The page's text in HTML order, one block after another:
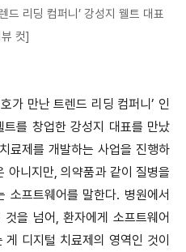
드 리딩 컴퍼니’ 강성지 웰트 대표
컷]
가 만난 트렌드 리딩 컴퍼니’ 인
를 창업한 강성지 대표를 만났
료제를 개발하는 사업을 진행하
아니지만, 의약품과 같이 질병을
소프트웨어를 말한다. 병원에서
을 넘어, 환자에게 소프트웨어
디지털 치료제의 영역인 것이